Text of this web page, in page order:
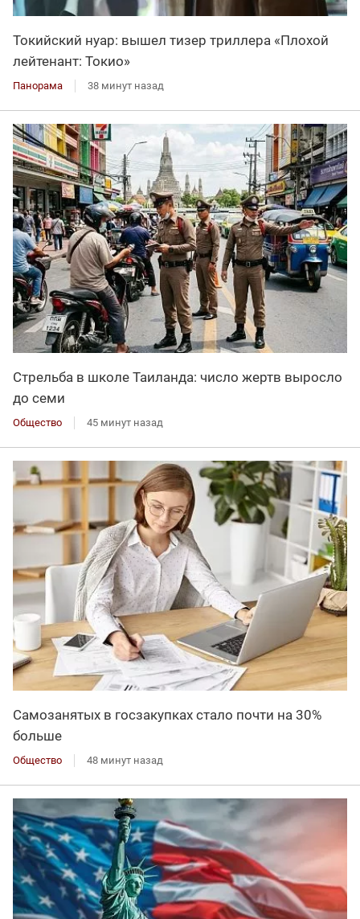
Токийский нуар: вышел тизер триллера «Плохой
лейтенант: Токио»
Панорама 38 минут назад
Стрельба в школе Таиланда: число жертв выросло
до семи
Общество 45 минут назад
Самозанятых в госзакупках стало почти на 30%
больше
Общество 48 минут назад